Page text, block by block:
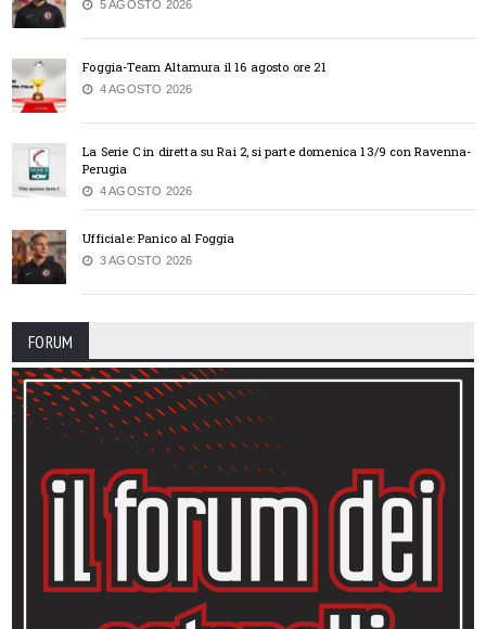
5 AGOSTO 2026
Foggia-Team Altamura il 16 agosto ore 21
4 AGOSTO 2026
La Serie C in diretta su Rai 2, si parte domenica 13/9 con Ravenna-
Perugia
4 AGOSTO 2026
Ufficiale: Panico al Foggia
3 AGOSTO 2026
FORUM